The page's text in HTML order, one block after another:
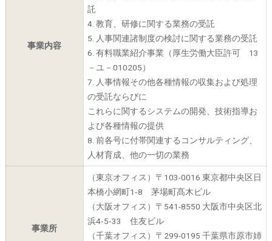
事業内容
託
4. 教育、研修に関する業務の受託
5. 人事関連諸制度の検討に関する業務の受託
6. 有料職業紹介事業（厚生労働大臣許可 13
－ユ－010205）
7. 人事情報その他各種情報の収集および処理
の受託ならびに
これらに関するシステムの開発、技術指導お
よび各種情報の提供
8. 前各号に付帯関連するコンサルティング、
人材育成、他の一切の業務
事業所
（東京オフィス）〒103-0016 東京都中央区日
本橋小網町1‐8 茅場町髙木ビル
（大阪オフィス）〒541-8550 大阪市中央区北
浜4‐5‐33 住友ビル
（千葉オフィス）〒299-0195 千葉県市原市姉